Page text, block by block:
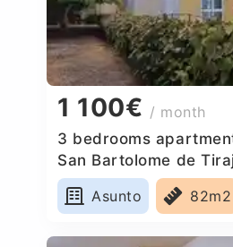
1 100€ / month
3 bedrooms
San Bartolome de
Asunto
82m2